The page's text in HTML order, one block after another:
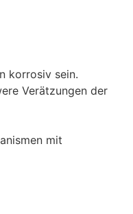
korrosiv sein.
Verätzungen der
mit